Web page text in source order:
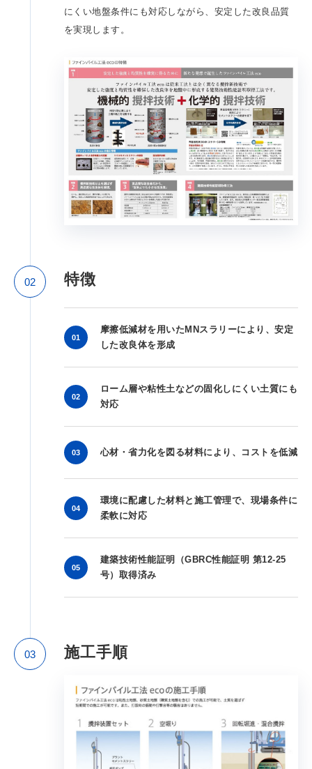
にくい地盤条件にも対応しながら、安定した改良品質
を実現します。
02 特徴
01
摩擦低減材を用いたMNスラリーにより、安定
した改良体を形成
02
ローム層や粘性土などの固化しにくい土質にも
対応
03 心材・省力化を図る材料により、コストを低減
04
環境に配慮した材料と施工管理で、現場条件に
柔軟に対応
05
建築技術性能証明（GBRC性能証明 第12-25
号）取得済み
03 施工手順